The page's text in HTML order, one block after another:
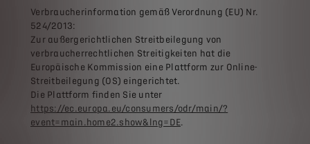
Verbraucherinformation gemäß Verordnung (EU) Nr.
524/2013:
Zur außergerichtlichen Streitbeilegung von
verbraucherrechtlichen Streitigkeiten hat die
Europäische Kommission eine Plattform zur Online-
Streitbeilegung (OS) eingerichtet.
Die Plattform finden Sie unter
https://ec.europa.eu/consumers/odr/main/?
event=main.home2.show&lng=DE.